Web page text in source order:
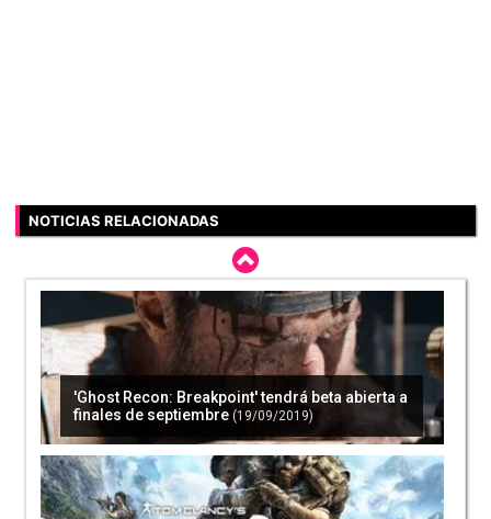
NOTICIAS RELACIONADAS
'Ghost Recon: Breakpoint' tendrá beta abierta a
finales de septiembre (19/09/2019)